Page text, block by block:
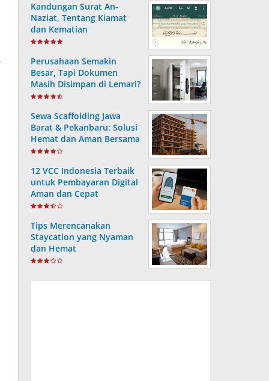
Kandungan Surat An-
Naziat, Tentang Kiamat
dan Kematian
Perusahaan Semakin
Besar, Tapi Dokumen
Masih Disimpan di Lemari?
Ini Risiko yang Sering
Sewa Scaffolding Jawa
Barat & Pekanbaru: Solusi
Hemat dan Aman Bersama
PT. Consafe
12 VCC Indonesia Terbaik
untuk Pembayaran Digital
Aman dan Cepat
Tips Merencanakan
Staycation yang Nyaman
dan Hemat